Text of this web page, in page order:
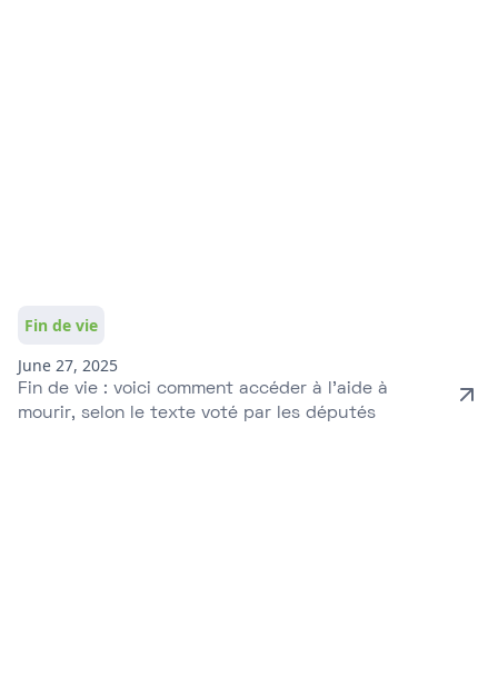
Fin de vie
June 27, 2025
Fin de vie : voici comment accéder à l'aide à
mourir, selon le texte voté par les députés